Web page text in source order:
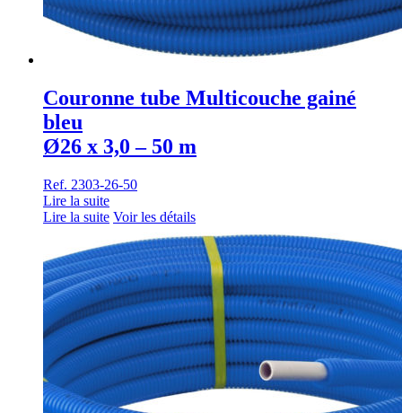
Couronne tube Multicouche gainé
bleu
Ø26 x 3,0 – 50 m
Ref. 2303-26-50
Lire la suite
Lire la suite Voir les détails